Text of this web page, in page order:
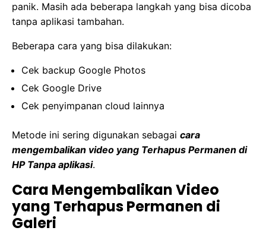
panik. Masih ada beberapa langkah yang bisa dicoba
tanpa aplikasi tambahan.
Beberapa cara yang bisa dilakukan:
Cek backup Google Photos
Cek Google Drive
Cek penyimpanan cloud lainnya
Metode ini sering digunakan sebagai cara
mengembalikan video yang Terhapus Permanen di
HP Tanpa aplikasi.
Cara Mengembalikan Video
yang Terhapus Permanen di
Galeri